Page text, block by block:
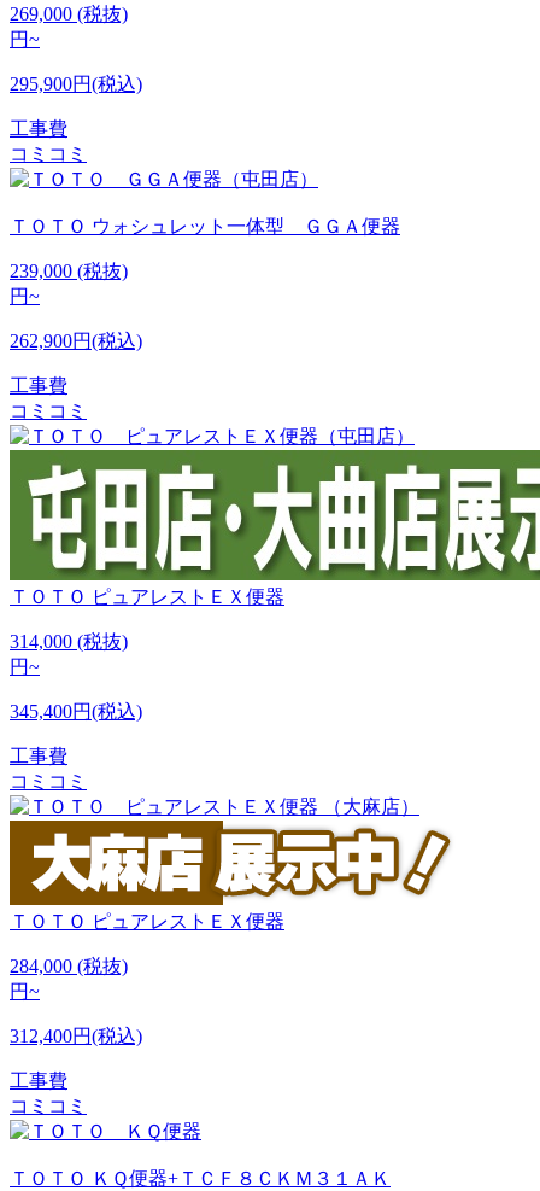
269,000 (税抜)
円~
295,900円(税込)
工事費
コミコミ
ＴＯＴＯ ウォシュレット一体型 ＧＧＡ便器
239,000 (税抜)
円~
262,900円(税込)
工事費
コミコミ
ＴＯＴＯ ピュアレストＥＸ便器
314,000 (税抜)
円~
345,400円(税込)
工事費
コミコミ
ＴＯＴＯ ピュアレストＥＸ便器
284,000 (税抜)
円~
312,400円(税込)
工事費
コミコミ
ＴＯＴＯ ＫＱ便器+ＴＣＦ８ＣＫＭ３１ＡＫ